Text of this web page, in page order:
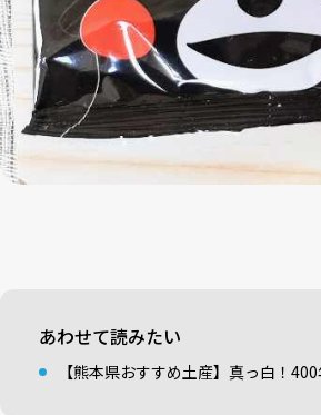
あわせて読みたい
【熊本県おすすめ土産】真っ白！